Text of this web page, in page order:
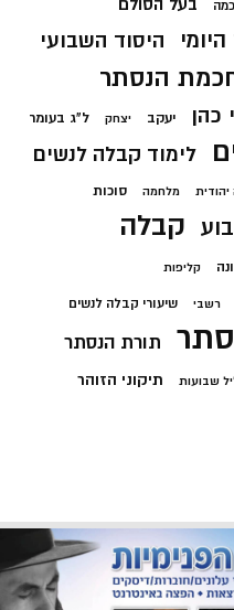
בעל הסולם
היסוד השבועי
הנסתר
כהן יעקב יצחק ל"ג בעומר
לימוד קבלה לנשים
מלחמה סוכות
קבלה
קליפות
רשבי שיעורי קבלה לנשים
תורת הנסתר
שבועות תיקוני הזוהר